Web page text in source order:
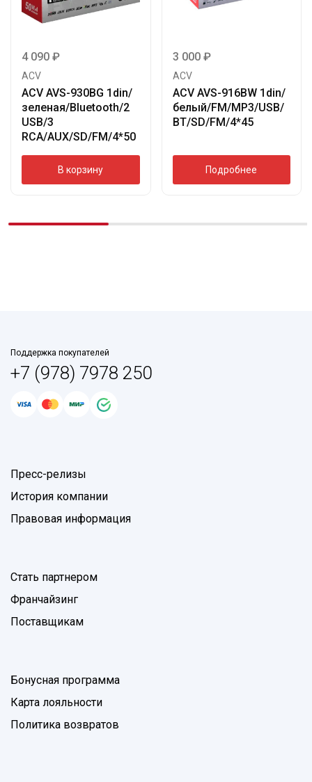
4 090 ₽
ACV
ACV AVS-930BG 1din/
зеленая/Bluetooth/2
USB/3
RCA/AUX/SD/FM/4*50
В корзину
3 000 ₽
ACV
ACV AVS-916BW 1din/
белый/FM/MP3/USB/
BT/SD/FM/4*45
Подробнее
Поддержка покупателей
+7 (978) 7978 250
Пресс-релизы
История компании
Правовая информация
Стать партнером
Франчайзинг
Поставщикам
Бонусная программа
Карта лояльности
Политика возвратов